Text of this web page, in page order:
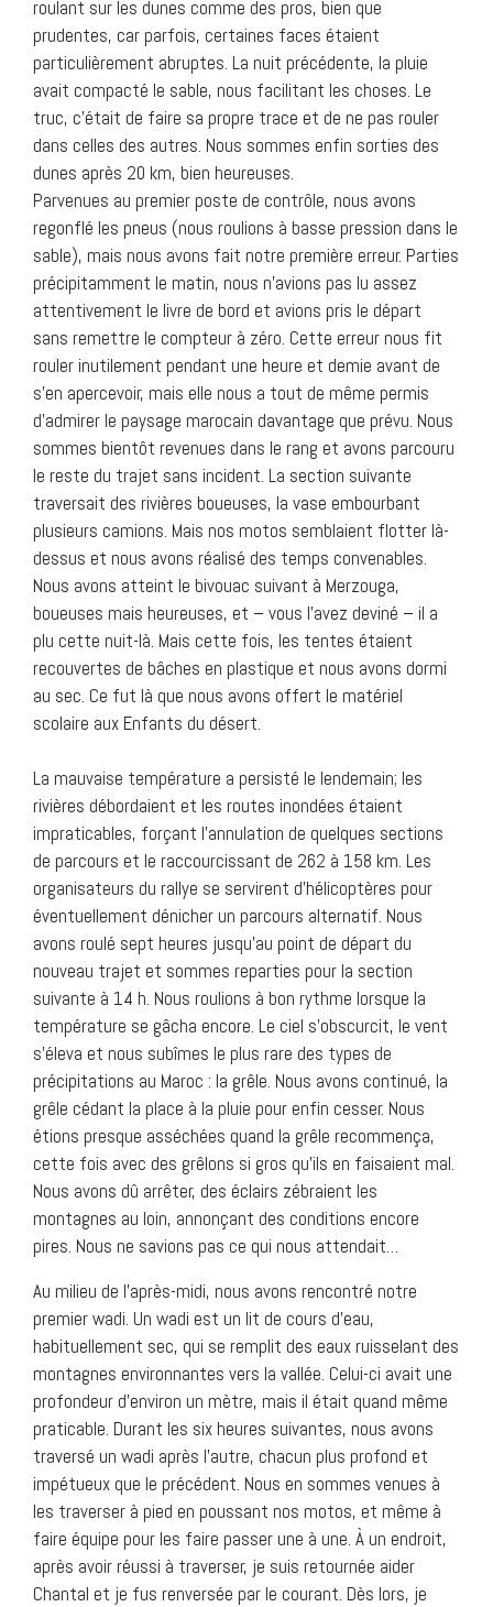
roulant sur les dunes comme des pros, bien que
prudentes, car parfois, certaines faces étaient
particulièrement abruptes. La nuit précédente, la pluie
avait compacté le sable, nous facilitant les choses. Le
truc, c’était de faire sa propre trace et de ne pas rouler
dans celles des autres. Nous sommes enfin sorties des
dunes après 20 km, bien heureuses.
Parvenues au premier poste de contrôle, nous avons
regonflé les pneus (nous roulions à basse pression dans le
sable), mais nous avons fait notre première erreur. Parties
précipitamment le matin, nous n’avions pas lu assez
attentivement le livre de bord et avions pris le départ
sans remettre le compteur à zéro. Cette erreur nous fit
rouler inutilement pendant une heure et demie avant de
s’en apercevoir, mais elle nous a tout de même permis
d’admirer le paysage marocain davantage que prévu. Nous
sommes bientôt revenues dans le rang et avons parcouru
le reste du trajet sans incident. La section suivante
traversait des rivières boueuses, la vase embourbant
plusieurs camions. Mais nos motos semblaient flotter là-
dessus et nous avons réalisé des temps convenables.
Nous avons atteint le bivouac suivant à Merzouga,
boueuses mais heureuses, et – vous l’avez deviné – il a
plu cette nuit-là. Mais cette fois, les tentes étaient
recouvertes de bâches en plastique et nous avons dormi
au sec. Ce fut là que nous avons offert le matériel
scolaire aux Enfants du désert.
La mauvaise température a persisté le lendemain; les
rivières débordaient et les routes inondées étaient
impraticables, forçant l’annulation de quelques sections
de parcours et le raccourcissant de 262 à 158 km. Les
organisateurs du rallye se servirent d’hélicoptères pour
éventuellement dénicher un parcours alternatif. Nous
avons roulé sept heures jusqu’au point de départ du
nouveau trajet et sommes reparties pour la section
suivante à 14 h. Nous roulions à bon rythme lorsque la
température se gâcha encore. Le ciel s’obscurcit, le vent
s’éleva et nous subîmes le plus rare des types de
précipitations au Maroc : la grêle. Nous avons continué, la
grêle cédant la place à la pluie pour enfin cesser. Nous
étions presque asséchées quand la grêle recommença,
cette fois avec des grêlons si gros qu’ils en faisaient mal.
Nous avons dû arrêter, des éclairs zébraient les
montagnes au loin, annonçant des conditions encore
pires. Nous ne savions pas ce qui nous attendait…
Au milieu de l’après-midi, nous avons rencontré notre
premier wadi. Un wadi est un lit de cours d’eau,
habituellement sec, qui se remplit des eaux ruisselant des
montagnes environnantes vers la vallée. Celui-ci avait une
profondeur d’environ un mètre, mais il était quand même
praticable. Durant les six heures suivantes, nous avons
traversé un wadi après l’autre, chacun plus profond et
impétueux que le précédent. Nous en sommes venues à
les traverser à pied en poussant nos motos, et même à
faire équipe pour les faire passer une à une. À un endroit,
après avoir réussi à traverser, je suis retournée aider
Chantal et je fus renversée par le courant. Dès lors, je